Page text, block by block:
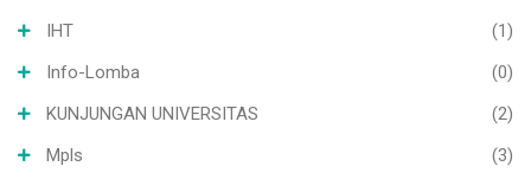
IHT
(1)
Info-Lomba
(0)
KUNJUNGAN UNIVERSITAS
(2)
Mpls
(3)